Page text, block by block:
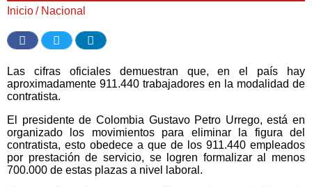
Inicio/ Nacional
Las cifras oficiales demuestran que, en el país hay
aproximadamente 911.440 trabajadores en la modalidad de
contratista.
El presidente de Colombia Gustavo Petro Urrego, está en
organizado los movimientos para eliminar la figura del
contratista, esto obedece a que de los 911.440 empleados
por prestación de servicio, se logren formalizar al menos
700.000 de estas plazas a nivel laboral.